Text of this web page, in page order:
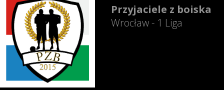
Przyjaciele z boiska
Wrocław - 1 Liga